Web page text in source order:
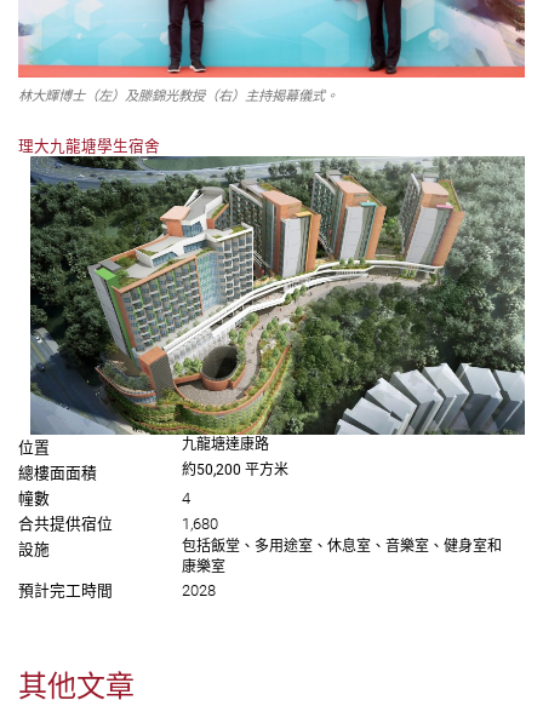
其他文章
林大輝博士（左）及滕錦光教授（右）主持揭幕儀式。
理大九⿓塘學生宿舍
位置 九⿓塘達康路
總樓面面積 約50,200 平方⽶
幢數
4
合共提供宿位
1,680
設施
包括飯堂、多用途室、休息室、音樂室、健身室和
康樂室
預計完工時間 2028